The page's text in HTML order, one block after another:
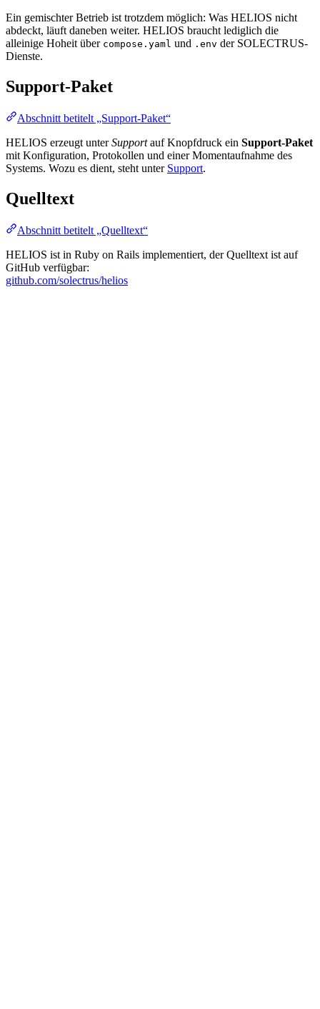
Ein gemischter Betrieb ist trotzdem möglich: Was HELIOS nicht
abdeckt, läuft daneben weiter. HELIOS braucht lediglich die
alleinige Hoheit über compose.yaml und .env der SOLECTRUS-
Dienste.
Support-Paket
Abschnitt betitelt „Support-Paket“
HELIOS erzeugt unterSupportauf Knopfdruck ein Support-Paket
mit Konfiguration, Protokollen und einer Momentaufnahme des
Systems. Wozu es dient, steht unter Support.
Quelltext
Abschnitt betitelt „Quelltext“
HELIOS ist in Ruby on Rails implementiert, der Quelltext ist auf
GitHub verfügbar:
github.com/solectrus/helios